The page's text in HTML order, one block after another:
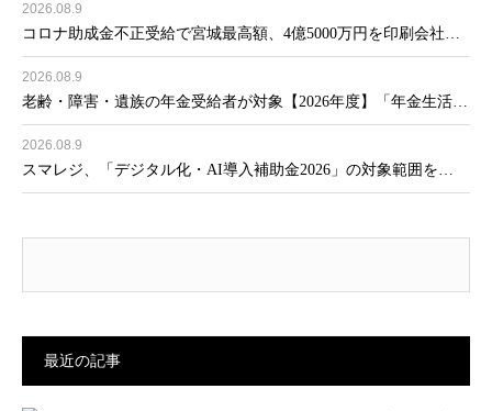
2026.08.9
コロナ助成金不正受給で宮城最高額、4億5000万円を印刷会社…
2026.08.9
老齢・障害・遺族の年金受給者が対象【2026年度】「年金生活…
2026.08.9
スマレジ、「デジタル化・AI導入補助金2026」の対象範囲を…
最近の記事